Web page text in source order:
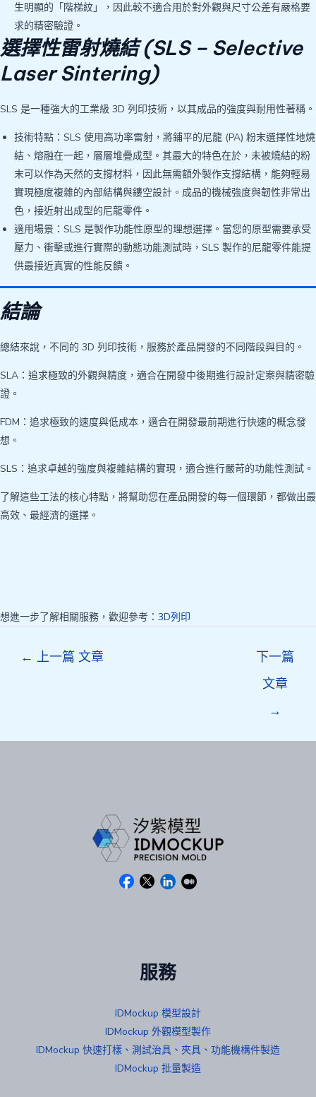
生明顯的「階梯紋」，因此較不適合用於對外觀與尺寸公差有嚴格要
求的精密驗證。
選擇性雷射燒結 (SLS – Selective
Laser Sintering)
SLS 是一種強大的工業級 3D 列印技術，以其成品的強度與耐用性著稱。
技術特點：SLS 使用高功率雷射，將鋪平的尼龍 (PA) 粉末選擇性地燒
結、熔融在一起，層層堆疊成型。其最大的特色在於，未被燒結的粉
末可以作為天然的支撐材料，因此無需額外製作支撐結構，能夠輕易
實現極度複雜的內部結構與鏤空設計。成品的機械強度與韌性非常出
色，接近射出成型的尼龍零件。
適用場景：SLS 是製作功能性原型的理想選擇。當您的原型需要承受
壓力、衝擊或進行實際的動態功能測試時，SLS 製作的尼龍零件能提
供最接近真實的性能反饋。
結論
總結來說，不同的 3D 列印技術，服務於產品開發的不同階段與目的。
SLA：追求極致的外觀與精度，適合在開發中後期進行設計定案與精密驗
證。
FDM：追求極致的速度與低成本，適合在開發最前期進行快速的概念發
想。
SLS：追求卓越的強度與複雜結構的實現，適合進行嚴苛的功能性測試。
了解這些工法的核心特點，將幫助您在產品開發的每一個環節，都做出最
高效、最經濟的選擇。
想進一步了解相關服務，歡迎參考： 3D列印
← 上一篇 文章
下一篇
文章
→
服務
IDMockup 模型設計
IDMockup 外觀模型製作
IDMockup 快速打樣、測試治具、夾具、功能機構件製造
IDMockup 批量製造